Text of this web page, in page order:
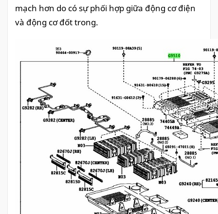
mạch hơn do có sự phối hợp giữa động cơ điện
và động cơ đốt trong.